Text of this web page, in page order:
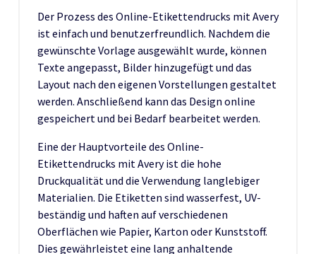
Der Prozess des Online-Etikettendrucks mit Avery
ist einfach und benutzerfreundlich. Nachdem die
gewünschte Vorlage ausgewählt wurde, können
Texte angepasst, Bilder hinzugefügt und das
Layout nach den eigenen Vorstellungen gestaltet
werden. Anschließend kann das Design online
gespeichert und bei Bedarf bearbeitet werden.
Eine der Hauptvorteile des Online-
Etikettendrucks mit Avery ist die hohe
Druckqualität und die Verwendung langlebiger
Materialien. Die Etiketten sind wasserfest, UV-
beständig und haften auf verschiedenen
Oberflächen wie Papier, Karton oder Kunststoff.
Dies gewährleistet eine lang anhaltende